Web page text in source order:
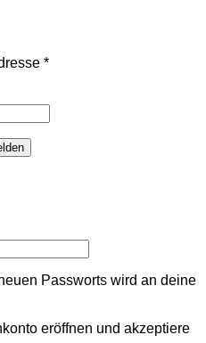
*Erforderlich
Passworts wird an deine
eröffnen und akzeptiere